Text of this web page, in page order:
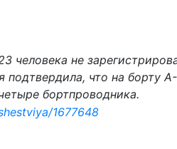
человека не
что на борту
бортпроводника.
1677648